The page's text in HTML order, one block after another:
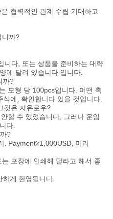
협력적인 관계 수립 기대하고
니까?
니다, 또는 상품을 준비하는 대략
에 달려 있습니다 입니다.
까?
모형 당 100pcs입니다. 어떤 촉
에, 확인합니다 있을 것입니다.
것은 자유로우?
할 수 있었습니다, 그러나 운임
다.
?
. Payment≧1,000USD, 미리
포장에 인쇄해 달라고 해서 좋
하게 환영됩니다.